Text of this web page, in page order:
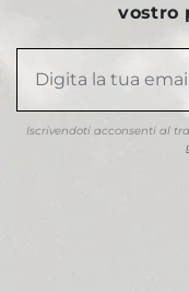
vostro
Iscrivendoti acconsenti al